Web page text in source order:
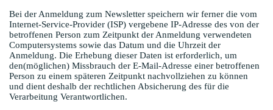
Bei der Anmeldung zum Newsletter speichern wir ferner die vom
Internet-Service-Provider (ISP) vergebene IP-Adresse des von der
betroffenen Person zum Zeitpunkt der Anmeldung verwendeten
Computersystems sowie das Datum und die Uhrzeit der
Anmeldung. Die Erhebung dieser Daten ist erforderlich, um
den(möglichen) Missbrauch der E-Mail-Adresse einer betroffenen
Person zu einem späteren Zeitpunkt nachvollziehen zu können
und dient deshalb der rechtlichen Absicherung des für die
Verarbeitung Verantwortlichen.